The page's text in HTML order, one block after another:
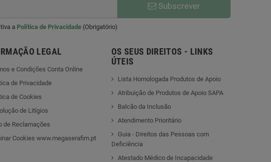
Subscrever
a Política de Privacidade (Obrigatório)
LEGAL
e Condições Conta Online
de Privacidade
de Cookies
de Litígios
de Reclamações
Cookies www.megaserafim.pt
OS SEUS DIREITOS - LINKS
ÚTEIS
Lista Homologada Produtos de Apoio
Atribuição de Produtos de Apoio SAPA
Balcão da Inclusão
Atendimento Prioritário
Guia - Direitos das Pessoas com
Deficiência
Atestado Médico de Incapacidade